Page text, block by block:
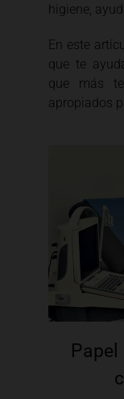
higiene,
En este
que te
que más
apropiados